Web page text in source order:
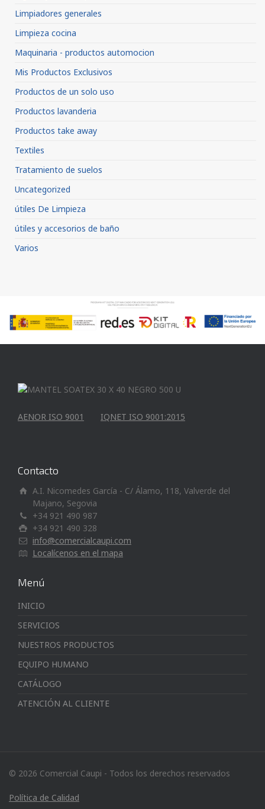
Limpiadores generales
Limpieza cocina
Maquinaria - productos automocion
Mis Productos Exclusivos
Productos de un solo uso
Productos lavanderia
Productos take away
Textiles
Tratamiento de suelos
Uncategorized
útiles De Limpieza
útiles y accesorios de baño
Varios
AENOR ISO 9001 IQNET ISO 9001:2015
Contacto
A.I. Nicomedes García - C/ Álamo, 118, Valverde del
Majano, Segovia
+34 921 490 987
+34 921 490 328
info@comercialcaupi.com
Localícenos en el mapa
Menú
INICIO
SERVICIOS
NUESTROS PRODUCTOS
EQUIPO HUMANO
CATÁLOGO
ATENCIÓN AL CLIENTE
© 2026 Comercial Caupi - Todos los derechos reservados
Política de Calidad